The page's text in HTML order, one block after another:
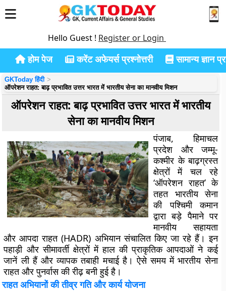
Hello Guest ! Register or Login
होम पेज करेंट अफेयर्स प्रश्नोत्तरी सामान्य ज्ञान
GKToday हिंदी
ऑपरेशन राहत: बाढ़ प्रभावित उत्तर भारत में भारतीय सेना का मानवीय मिशन
ऑपरेशन राहत: बाढ़ प्रभावित उत्तर भारत में भारतीय
सेना का मानवीय मिशन
पंजाब, हिमाचल
प्रदेश और जम्मू-
कश्मीर के बाढ़ग्रस्त
क्षेत्रों में चल रहे
‘ऑपरेशन राहत’ के
तहत भारतीय सेना
की पश्चिमी कमान
द्वारा बड़े पैमाने पर
मानवीय सहायता
और आपदा राहत (HADR) अभियान संचालित किए जा रहे हैं। इन
पहाड़ी और सीमावर्ती क्षेत्रों में हाल की प्राकृतिक आपदाओं ने कई
जानें ली हैं और व्यापक तबाही मचाई है। ऐसे समय में भारतीय सेना
राहत और पुनर्वास की रीढ़ बनी हुई है।
राहत अभियानों की तीव्र गति और कार्य योजना